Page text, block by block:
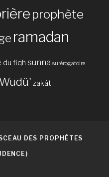
prophète
ramadan
du fiqh sunna surérogatoire
Wudû' zakât
DES PROPHÈTES